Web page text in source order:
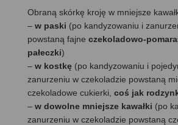
Obraną skórkę kroję w mniejsze
– w paski (po kandyzowaniu i
powstaną fajne czekoladowo-
pałeczki)
– w kostkę (po kandyzowaniu i
zanurzeniu w czekoladzie powstaną
czekoladowe cukierki, coś jak
– w dowolne mniejsze kawałki (po
zanurzeniu w czekoladzie powstaną